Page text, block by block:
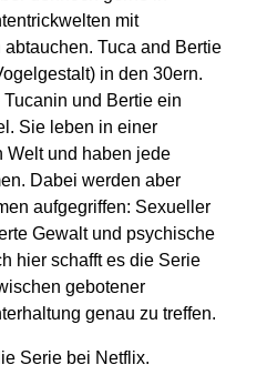
mit
Tuca and Bertie
in den 30ern.
und Bertie ein
Sie leben in einer
Welt und haben jede
Dabei werden aber
aufgegriffen: Sexueller
Gewalt und psychische
hier schafft es die Serie
gebotener
genau zu treffen.
Serie bei Netflix.